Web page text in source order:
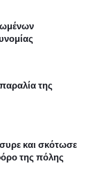
της
και σκότωσε
της πόλης